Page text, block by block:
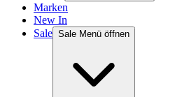
Marken
New In
Sale Sale Menü öffnen